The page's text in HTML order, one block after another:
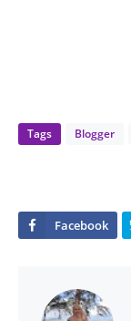
Tags Blogger